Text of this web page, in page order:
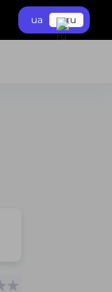
ua ru